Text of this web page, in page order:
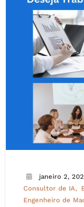
janeiro 2,
Consultor de IA
Engenheiro de